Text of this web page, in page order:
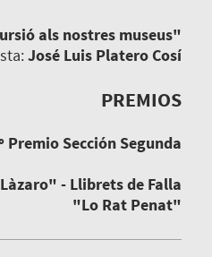
als nostres museus"
José Luis Platero Cosí
PREMIOS
Premio Sección Segunda
- Llibrets de Falla
"Lo Rat Penat"